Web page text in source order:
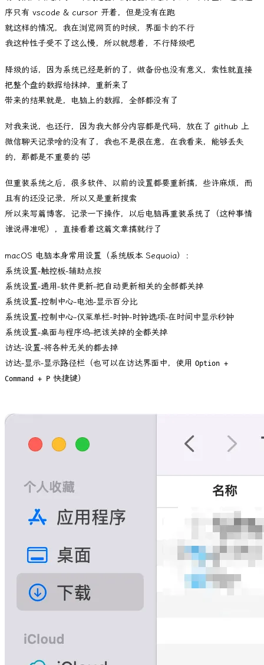
序只有 vscode & cursor 开着，但是没有在跑
就这样的情况，我在浏览网页的时候，界面卡的不行
我这种性子受不了这么慢，所以就想着，不行降级吧
降级的话，因为系统已经是新的了，做备份也没有意义，索性就直接
把整个盘的数据给抹掉，重新来了
带来的结果就是，电脑上的数据，全部都没有了
对我来说，也还行，因为我大部分内容都是代码，放在了 github 上
微信聊天记录啥的没有了，我也不是很在意，在我看来，能够丢失
的，那都是不重要的 🤣
但重装系统之后，很多软件、以前的设置都要重新搞，些许麻烦，而
且有的还没记录，所以又是重新搜索
所以来写篇博客，记录一下操作，以后电脑再重装系统了（这种事情
谁说得准呢），直接看着这篇文章搞就行了
macOS 电脑本身常用设置（系统版本 Sequoia）：
系统设置-触控板-辅助点按
系统设置-通用-软件更新-把自动更新相关的全部都关掉
系统设置-控制中心-电池-显示百分比
系统设置-控制中心-仅菜单栏-时钟-时钟选项-在时间中显示秒钟
系统设置-桌面与程序坞-把该关掉的全都关掉
访达-设置-将各种无关的都去掉
访达-显示-显示路径栏（也可以在访达界面中，使用 Option +
Command + P 快捷键）